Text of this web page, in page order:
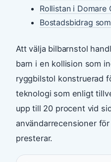
Rollistan i Domare
Bostadsbidrag
Att välja bilbarnstol
barn i en kollision som
ryggbilstol konstruerad
teknologi som enligt
upp till 20 procent vid
användarrecensioner
presterar.